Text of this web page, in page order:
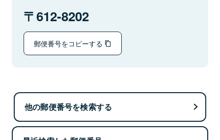
612-8202
郵便番号をコピーする
他の郵便番号を検索する